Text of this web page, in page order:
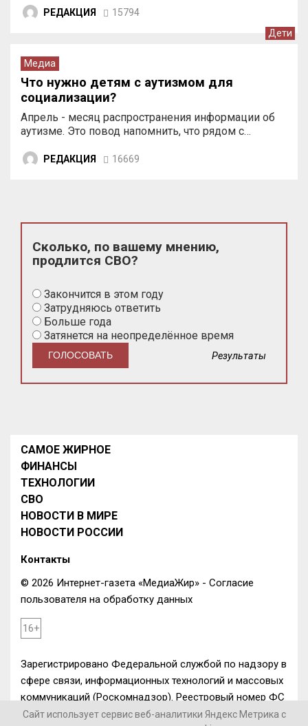
РЕДАКЦИЯ 15794
Дети
Медиа
Что нужно детям с аутизмом для
социализации?
Апрель - месяц распространения информации об
аутизме. Это повод напомнить, что рядом с…
РЕДАКЦИЯ 16669
Сколько, по вашему мнению,
продлится СВО?
Закончится в этом году
Затрудняюсь ответить
Больше года
Затянется на неопределённое время
Результаты
САМОЕ ЖИРНОЕ
ФИНАНСЫ
ТЕХНОЛОГИИ
СВО
НОВОСТИ В МИРЕ
НОВОСТИ РОССИИ
Контакты
© 2026 Интернет-газета «МедиаЖир» - Согласие
пользователя на обработку данных
16+
Зарегистрировано Федеральной службой по надзору в
сфере связи, информационных технологий и массовых
коммуникаций (Роскомнадзор). Реестровый номер ФС
77-84246 от 28.11.2022 г.
Сайт использует сервис веб-аналитики Яндекс Метрика с